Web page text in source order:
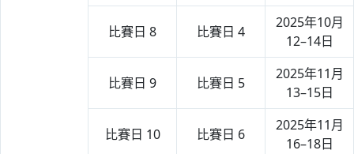
比賽日 8 比賽日 4
2025年10月
12–14日
比賽日 9 比賽日 5
2025年11月
13–15日
比賽日 10 比賽日 6
2025年11月
16–18日